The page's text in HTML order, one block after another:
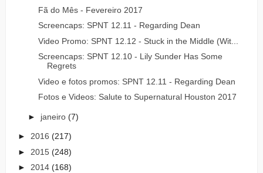
Fã do Mês - Fevereiro 2017
Screencaps: SPNT 12.11 - Regarding Dean
Video Promo: SPNT 12.12 - Stuck in the Middle (Wit...
Screencaps: SPNT 12.10 - Lily Sunder Has Some
Regrets
Video e fotos promos: SPNT 12.11 - Regarding Dean
Fotos e Videos: Salute to Supernatural Houston 2017
► janeiro (7)
► 2016 (217)
► 2015 (248)
► 2014 (168)